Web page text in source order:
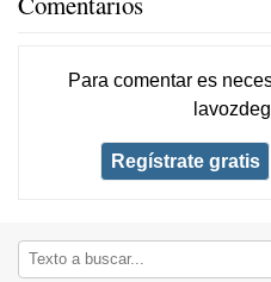
Para comentar es
Regístrate gratis